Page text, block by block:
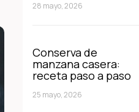
28 mayo, 2026
Conserva de
manzana casera:
receta paso a paso
25 mayo, 2026